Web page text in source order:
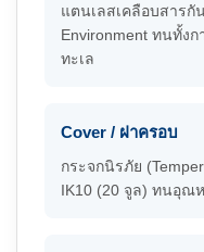
แตนเลสเคลือบสารกั
Environment ทนทั้ง
ทะเล
Cover / ฝาครอบ
กระจกนิรภัย
IK10 (20 จูล) ทนอุณ